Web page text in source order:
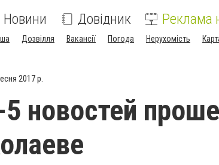
Новини Довідник Реклама
Дозвілля Вакансії Погода Нерухомість
2017 р.
новостей